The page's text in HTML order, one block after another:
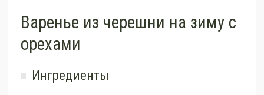
Варенье из черешни на зиму с
орехами
Ингредиенты